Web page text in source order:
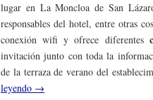
lugar en La Moncloa de San
responsables del hotel, entre otras
conexión wifi y ofrece diferentes
invitación junto con toda la
de la terraza de verano del
leyendo →